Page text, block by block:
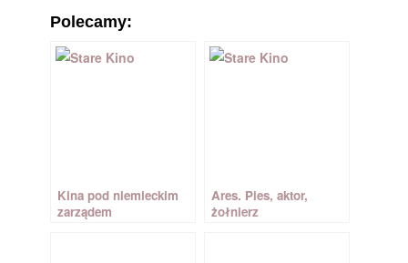
Polecamy:
Kina pod niemieckim
zarządem
Ares. Pies, aktor,
żołnierz